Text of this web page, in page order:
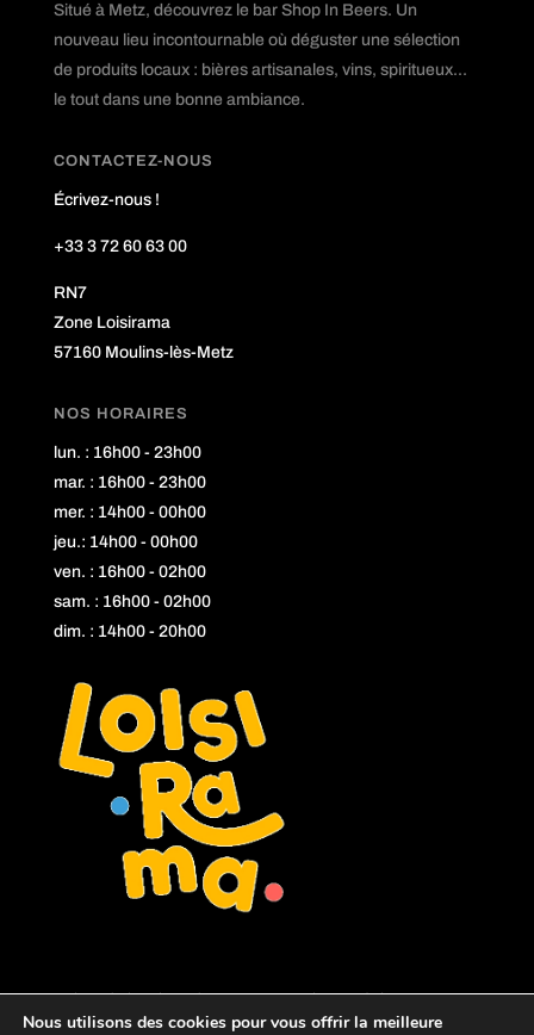
Situé à Metz, découvrez le bar Shop In Beers. Un
nouveau lieu incontournable où déguster une sélection
de produits locaux : bières artisanales, vins, spiritueux...
le tout dans une bonne ambiance.
CONTACTEZ-NOUS
Écrivez-nous !
+33 3 72 60 63 00
RN7
Zone Loisirama
57160 Moulins-lès-Metz
NOS HORAIRES
lun. : 16h00 - 23h00
mar. : 16h00 - 23h00
mer. : 14h00 - 00h00
jeu.: 14h00 - 00h00
ven. : 16h00 - 02h00
sam. : 16h00 - 02h00
dim. : 14h00 - 20h00
L'abus d'alcool est dangereux pour la santé, à consommer
avec modération.
Nous utilisons des cookies pour vous offrir la meilleure